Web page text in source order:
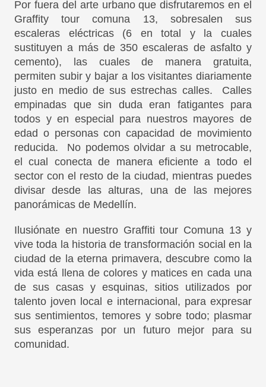
Por fuera del arte urbano que disfrutaremos en el
Graffity tour comuna 13, sobresalen sus
escaleras eléctricas (6 en total y la cuales
sustituyen a más de 350 escaleras de asfalto y
cemento), las cuales de manera gratuita,
permiten subir y bajar a los visitantes diariamente
justo en medio de sus estrechas calles. Calles
empinadas que sin duda eran fatigantes para
todos y en especial para nuestros mayores de
edad o personas con capacidad de movimiento
reducida. No podemos olvidar a su metrocable,
el cual conecta de manera eficiente a todo el
sector con el resto de la ciudad, mientras puedes
divisar desde las alturas, una de las mejores
panorámicas de Medellín.
Ilusiónate en nuestro Graffiti tour Comuna 13 y
vive toda la historia de transformación social en la
ciudad de la eterna primavera, descubre como la
vida está llena de colores y matices en cada una
de sus casas y esquinas, sitios utilizados por
talento joven local e internacional, para expresar
sus sentimientos, temores y sobre todo; plasmar
sus esperanzas por un futuro mejor para su
comunidad.